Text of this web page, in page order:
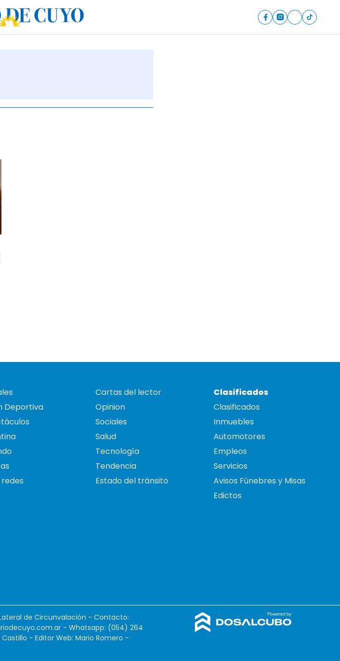
Deportiva
redes
Cartas del lector
Opinion
Sociales
Salud
Tecnología
Tendencia
Estado del tránsito
Clasificados
Clasificados
Inmuebles
Automotores
Empleos
Servicios
Avisos Fúnebres y Misas
Edictos
de Circunvalación - Contacto:
- Whatsapp: (054) 264
- Editor Web: Mario Romero -